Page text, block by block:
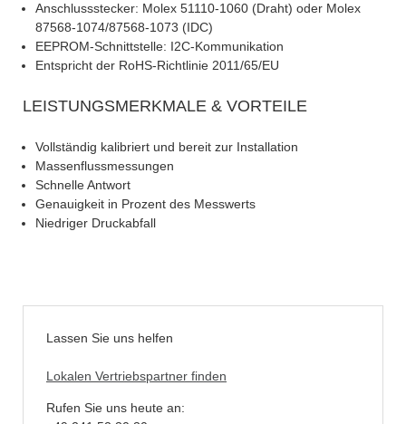
Anschlussstecker: Molex 51110-1060 (Draht) oder Molex
87568-1074/87568-1073 (IDC)
EEPROM-Schnittstelle: I2C-Kommunikation
Entspricht der RoHS-Richtlinie 2011/65/EU
LEISTUNGSMERKMALE & VORTEILE
Vollständig kalibriert und bereit zur Installation
Massenflussmessungen
Schnelle Antwort
Genauigkeit in Prozent des Messwerts
Niedriger Druckabfall
Lassen Sie uns helfen
Lokalen Vertriebspartner finden
Rufen Sie uns heute an: